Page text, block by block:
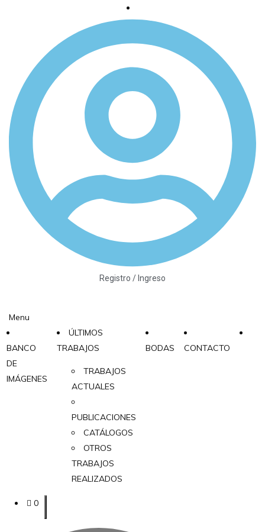
Registro / Ingreso
Menu
BANCO
DE
IMÁGENES
ÚLTIMOS
TRABAJOS
TRABAJOS
ACTUALES
PUBLICACIONES
CATÁLOGOS
OTROS
TRABAJOS
REALIZADOS
BODAS CONTACTO
0